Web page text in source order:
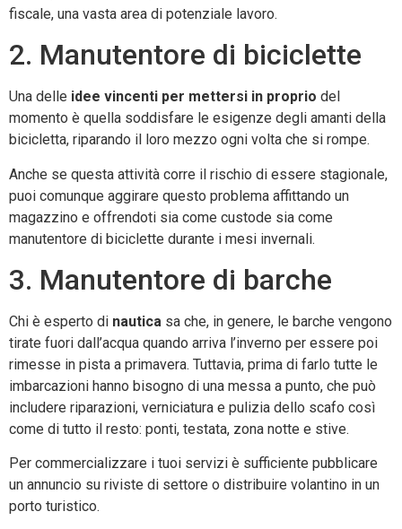
fiscale, una vasta area di potenziale lavoro.
2. Manutentore di biciclette
Una delle idee vincenti per mettersi in proprio del
momento è quella soddisfare le esigenze degli amanti della
bicicletta, riparando il loro mezzo ogni volta che si rompe.
Anche se questa attività corre il rischio di essere stagionale,
puoi comunque aggirare questo problema affittando un
magazzino e offrendoti sia come custode sia come
manutentore di biciclette durante i mesi invernali.
3. Manutentore di barche
Chi è esperto di nautica sa che, in genere, le barche vengono
tirate fuori dall’acqua quando arriva l’inverno per essere poi
rimesse in pista a primavera. Tuttavia, prima di farlo tutte le
imbarcazioni hanno bisogno di una messa a punto, che può
includere riparazioni, verniciatura e pulizia dello scafo così
come di tutto il resto: ponti, testata, zona notte e stive.
Per commercializzare i tuoi servizi è sufficiente pubblicare
un annuncio su riviste di settore o distribuire volantino in un
porto turistico.